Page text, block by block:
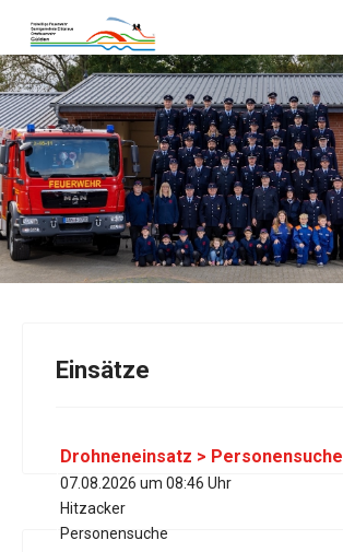
Einsätze
Drohneneinsatz > Personensuche
07.08.2026 um 08:46 Uhr
Hitzacker
Personensuche